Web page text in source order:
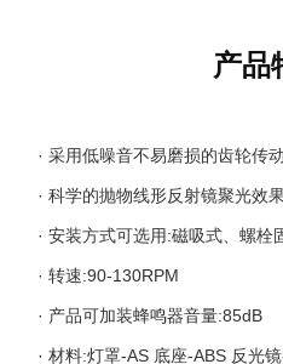
产品
· 采用低噪音不易磨损的齿轮传
· 科学的抛物线形反射镜聚光效
· 安装方式可选用:磁吸式、螺栓
· 转速:90-130RPM
· 产品可加装蜂鸣器音量:85dB
· 材料:灯罩-AS 底座-ABS 反光